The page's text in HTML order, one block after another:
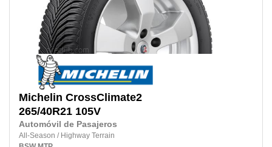
Michelin CrossClimate2
265/40R21 105V
Automóvil de Pasajeros
All-Season / Highway Terrain